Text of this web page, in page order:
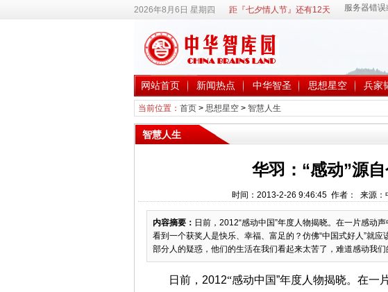
2026年8月6日 星期四 距『七夕情人节』还有12天
网站首页 新闻热点 中华智圣 思想星空 兵家
当前位置： 首页> 思想星空> 智慧人生
智慧人生
华羽：“感动”源
时间：2013-2-26 9:46:45 作者： 来源：
内容摘要： 日前，2012“感动中国”年度人物揭晓。在一片感动
看到一个获奖人是快乐、幸福、富足的？仿佛“中国式好人”就
部分人的疑惑，他们的生活在我们看起来太苦了，难道感动我们
日前，2012“感动中国”年度人物揭晓。在一